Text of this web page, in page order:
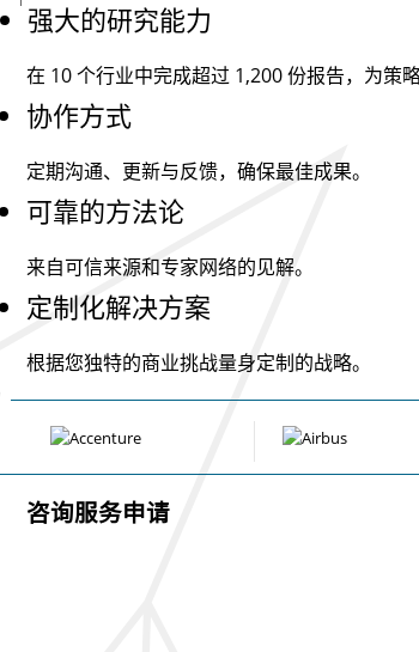
强大的研究能力
在 10 个行业中完成超过 1,200份报告，为策
协作方式
定期沟通、更新与反馈，确保最佳成果。
可靠的方法论
来自可信来源和专家网络的见解。
定制化解决方案
根据您独特的商业挑战量身定制的战略。
咨询服务申请